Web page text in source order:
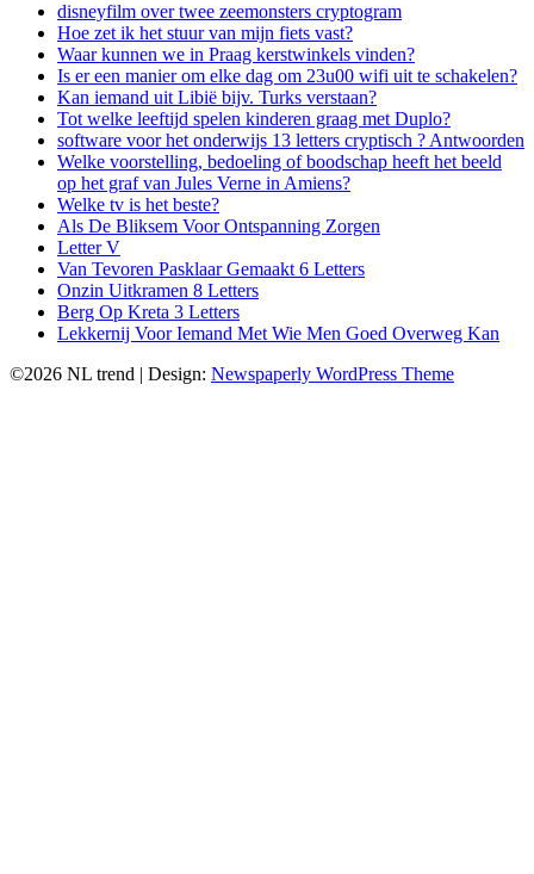
disneyfilm over twee zeemonsters cryptogram
Hoe zet ik het stuur van mijn fiets vast?
Waar kunnen we in Praag kerstwinkels vinden?
Is er een manier om elke dag om 23u00 wifi uit te schakelen?
Kan iemand uit Libië bijv. Turks verstaan?
Tot welke leeftijd spelen kinderen graag met Duplo?
software voor het onderwijs 13 letters cryptisch ? Antwoorden
Welke voorstelling, bedoeling of boodschap heeft het beeld
op het graf van Jules Verne in Amiens?
Welke tv is het beste?
Als De Bliksem Voor Ontspanning Zorgen
Letter V
Van Tevoren Pasklaar Gemaakt 6 Letters
Onzin Uitkramen 8 Letters
Berg Op Kreta 3 Letters
Lekkernij Voor Iemand Met Wie Men Goed Overweg Kan
©2026 NL trend | Design: Newspaperly WordPress Theme